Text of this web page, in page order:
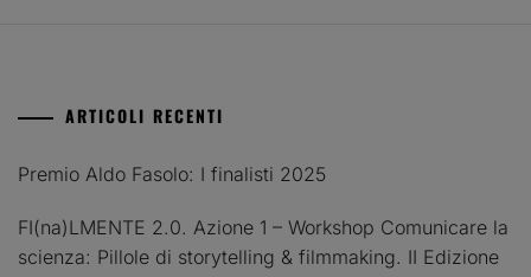
ARTICOLI RECENTI
Premio Aldo Fasolo: I finalisti 2025
FI(na)LMENTE 2.0. Azione 1 – Workshop Comunicare la
scienza: Pillole di storytelling & filmmaking. II Edizione